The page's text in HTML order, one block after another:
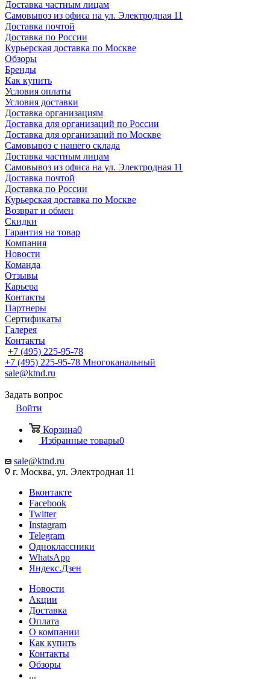
Доставка частным лицам
Самовывоз из офиса на ул. Электродная 11
Доставка почтой
Доставка по России
Курьерская доставка по Москве
Обзоры
Бренды
Как купить
Условия оплаты
Условия доставки
Доставка организациям
Доставка для организаций по России
Доставка для организаций по Москве
Самовывоз с нашего склада
Доставка частным лицам
Самовывоз из офиса на ул. Электродная 11
Доставка почтой
Доставка по России
Курьерская доставка по Москве
Возврат и обмен
Скидки
Гарантия на товар
Компания
Новости
Команда
Отзывы
Карьера
Контакты
Партнеры
Сертификаты
Галерея
Контакты
+7 (495) 225-95-78
+7 (495) 225-95-78 Многоканальный
sale@ktnd.ru
Задать вопрос
Войти
Корзина0
Избранные товары0
sale@ktnd.ru
г. Москва, ул. Электродная 11
Вконтакте
Facebook
Twitter
Instagram
Telegram
Одноклассники
WhatsApp
Яндекс.Дзен
Новости
Акции
Доставка
Оплата
О компании
Как купить
Контакты
Обзоры
...